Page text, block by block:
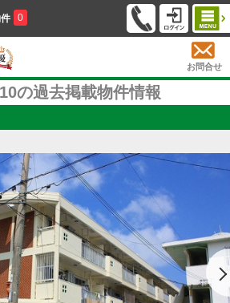
0
お問合せ
の過去掲載物件情報